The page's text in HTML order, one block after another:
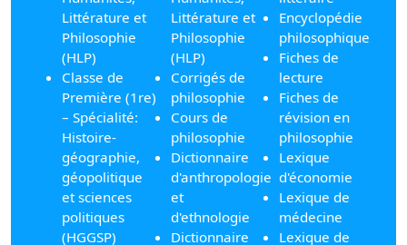
Littérature et
Philosophie
(HLP)
Classe de
Première (1re)
– Spécialité:
Histoire-
géographie,
géopolitique
et sciences
politiques
(HGGSP)
Littérature et
Philosophie
(HLP)
Corrigés de
philosophie
Cours de
philosophie
Dictionnaire
d'anthropologie
et
d'ethnologie
Dictionnaire
Encyclopédie
philosophique
Fiches de
lecture
Fiches de
révision en
philosophie
Lexique
d'économie
Lexique de
médecine
Lexique de